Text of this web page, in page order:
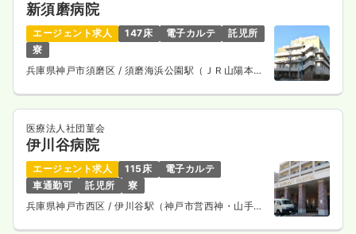
新須磨病院
エージェント求人 147床 電子カルテ
託児所
寮
兵庫県神戸市須磨区 / 須磨海浜公園駅（ＪＲ山陽本
医療法人社団菫会
伊川谷病院
エージェント求人 115床
電子カルテ
車通勤可
託児所
寮
兵庫県神戸市西区/ 伊川谷駅（神戸市営西神・山手